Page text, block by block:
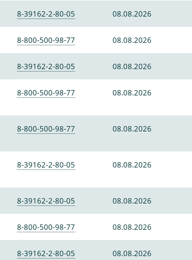
8-39162-2-80-05 08.08.2026
8-800-500-98-77 08.08.2026
8-39162-2-80-05 08.08.2026
8-800-500-98-77 08.08.2026
8-800-500-98-77 08.08.2026
8-39162-2-80-05 08.08.2026
8-39162-2-80-05 08.08.2026
8-800-500-98-77 08.08.2026
8-39162-2-80-05 08.08.2026